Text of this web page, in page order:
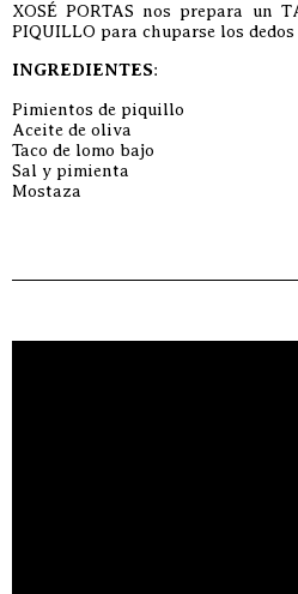
XOSÉ PORTAS nos prepara un
PIQUILLO para chuparse los dedos
INGREDIENTES:
Pimientos de piquillo
Aceite de oliva
Taco de lomo bajo
Sal y pimienta
Mostaza